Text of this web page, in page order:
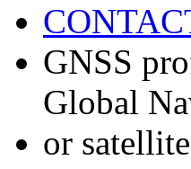
GNSS
Global
or